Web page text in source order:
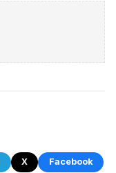
X
Facebook